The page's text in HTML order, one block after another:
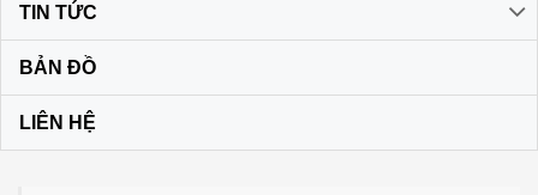
TIN TỨC
BẢN ĐỒ
LIÊN HỆ